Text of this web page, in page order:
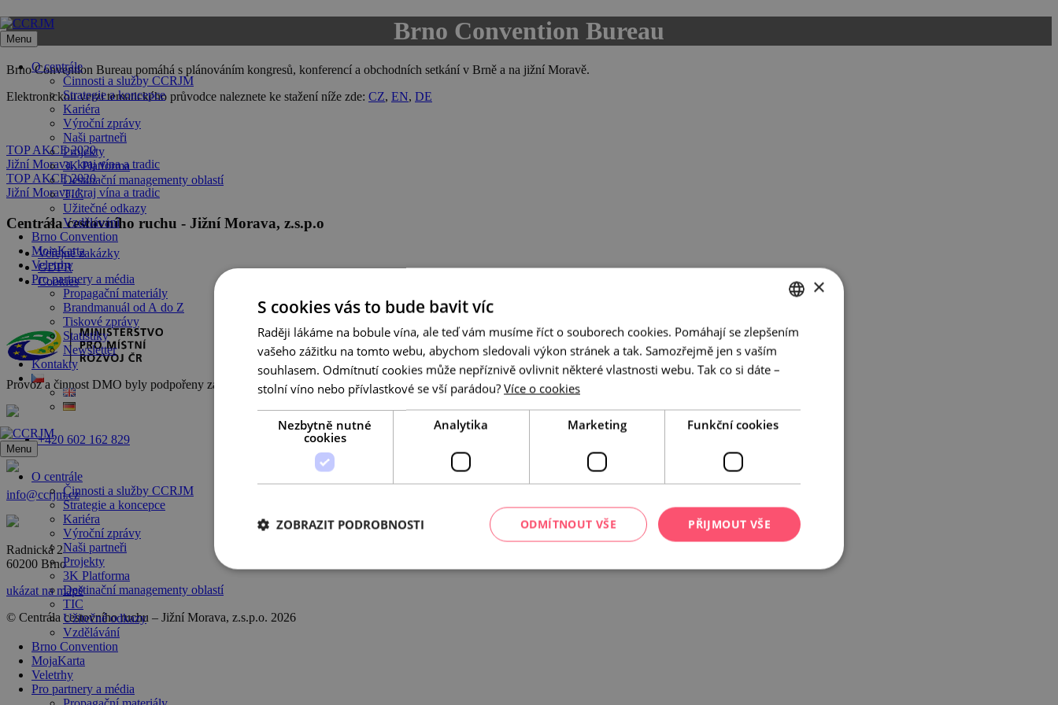
Přeskočit
na
obsah
Menu
O centrále
Činnosti a služby CCRJM
Strategie a koncepce
Kariéra
Výroční zprávy
Naši partneři
Projekty
3K Platforma
Destinační managementy oblastí
TIC
Užitečné odkazy
Vzdělávání
Brno Convention
MojaKarta
Veletrhy
Pro partnery a média
Propagační materiály
Brandmanuál od A do Z
Tiskové zprávy
Statistiky
Newsletter
Kontakty
Menu
O centrále
Činnosti a služby CCRJM
Strategie a koncepce
Kariéra
Výroční zprávy
Naši partneři
Projekty
3K Platforma
Destinační managementy oblastí
TIC
Užitečné odkazy
Vzdělávání
Brno Convention
MojaKarta
Veletrhy
Pro partnery a média
Brno Convention Bureau
Brno Convention Bureau pomáhá s plánováním kongresů, konferencí a obchodních setkání v Brně a na jižní Moravě.
Elektronickou verzi tematického průvodce naleznete ke stažení níže zde: CZ, EN, DE
TOP AKCE 2020
Jižní Morava, kraj vína a tradic
TOP AKCE 2020
Jižní Morava, kraj vína a tradic
Centrála cestovního ruchu - Jižní Morava, z.s.p.o
Veřejné zakázky
GDPR
Cookies
Provoz a činnost DMO byly podpořeny za přispění prostředků státního rozpočtu České republiky z programu Ministerstva pro místní rozvoj.
+420 602 162 829
info@ccrjm.cz
Radnická 2
60200 Brno
ukázat na mapě
© Centrála cestovního ruchu – Jižní Morava, z.s.p.o. 2026
CZECH
×
S cookies vás to bude bavit víc
Raději lákáme na bobule vína, ale teď vám musíme říct o souborech cookies. Pomáhají se zlepšením
vašeho zážitku na tomto webu, abychom sledovali výkon stránek a tak. Samozřejmě jen s vaším
souhlasem. Odmítnutí cookies může nepříznivě ovlivnit některé vlastnosti webu. Tak co si dáte –
stolní víno nebo přívlastkové se vší parádou? Více o cookies
Nezbytně nutné
cookies
Analytika Marketing Funkční cookies
PŘIJMOUT VŠE
ODMÍTNOUT VŠE
ZOBRAZIT PODROBNOSTI